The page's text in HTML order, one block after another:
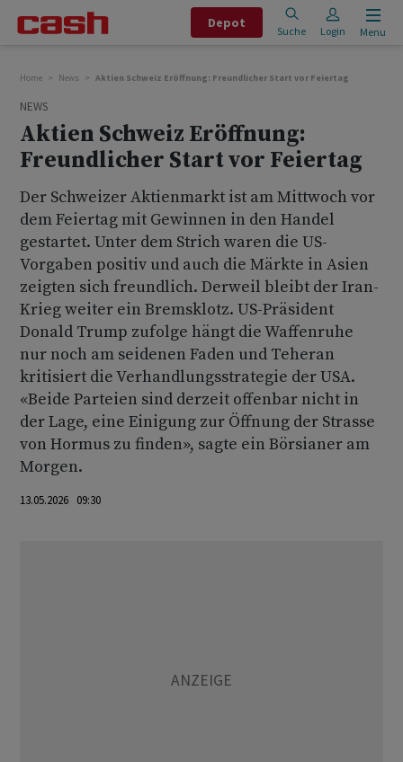
Depot
Suche Login Menu
Home News Aktien Schweiz Eröffnung: Freundlicher Start vor Feiertag
NEWS
Aktien Schweiz Eröffnung:
Freundlicher Start vor Feiertag
Der Schweizer Aktienmarkt ist am Mittwoch vor
dem Feiertag mit Gewinnen in den Handel
gestartet. Unter dem Strich waren die US-
Vorgaben positiv und auch die Märkte in Asien
zeigten sich freundlich. Derweil bleibt der Iran-
Krieg weiter ein Bremsklotz. US-Präsident
Donald Trump zufolge hängt die Waffenruhe
nur noch am seidenen Faden und Teheran
kritisiert die Verhandlungsstrategie der USA.
«Beide Parteien sind derzeit offenbar nicht in
der Lage, eine Einigung zur Öffnung der Strasse
von Hormus zu finden», sagte ein Börsianer am
Morgen.
13.05.2026 09:30